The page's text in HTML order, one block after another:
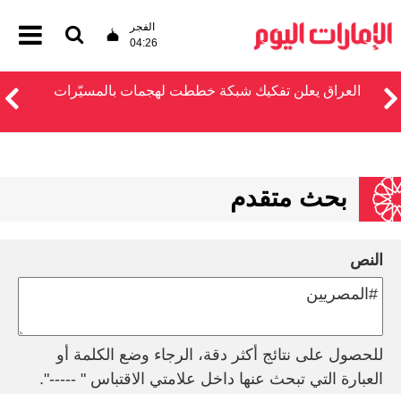
الفجر
04:26
العراق يعلن تفكيك شبكة خططت لهجمات بالمسيّرات
بحث متقدم
النص
للحصول على نتائج أكثر دقة، الرجاء وضع الكلمة أو
العبارة التي تبحث عنها داخل علامتي الاقتباس " -----".